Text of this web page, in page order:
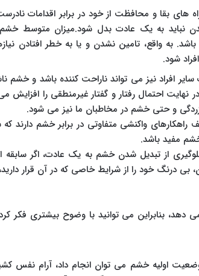
های بقا و محافظت از خود در برابر اقدامات
نباید به یک عادت بدل شود.میزان متوسط
به واقع، تامین نشدن و یا به خطر افتادن
شود.
سایر افراد نیز می تواند ناراحت کننده باشد و خشم
نهایت احتمال رفتار و گفتار غیرمنطقی را
و حتی خشم در مخاطبان ما نیز می شود.
راهکارهای واکنشی متفاوتی در برابر خشم
مفید باشد.
از تبدیل شدن خشم به یک عادت، اگر سابقه از
درنگ خود را از شرایط خاصی که در آن قرار
آرام شدن می دهد، بنابراین می توانید با وضوح بیشتری
وضعیت اولیه خشم می توان انجام داد، آرام نفس